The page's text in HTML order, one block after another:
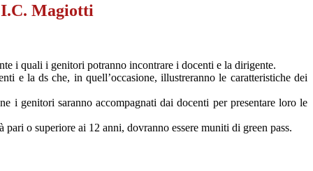
Magiotti
i quali i genitori potranno incontrare i docenti e la dirigente.
e la ds che, in quell’occasione, illustreranno le caratteristiche dei
i genitori saranno accompagnati dai docenti per presentare loro le
o superiore ai 12 anni, dovranno essere muniti di green pass.